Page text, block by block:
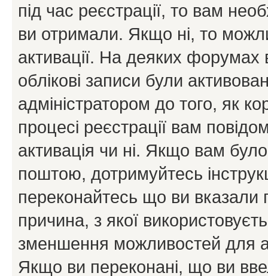
під час реєстрації, то вам
ви отримали. Якщо ні, то
активації. На деяких форумах
облікові записи були
адміністратором до того, як
процесі реєстрації вам
активація чи ні. Якщо вам
поштою, дотримуйтесь
переконайтесь що ви
причина, з якої
зменшення можливостей для
Якщо ви переконані, що ви